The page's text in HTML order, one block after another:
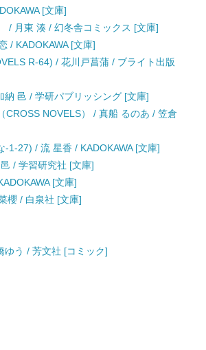
[文庫]
/ 月東 湊 / 幻冬舎コミックス [文庫]
/ KADOKAWA [文庫]
R-64) / 花川戸菖蒲 / ブライト出版
邑 / 学研パブリッシング [文庫]
NOVELS） / 真船 るのあ / 笠倉
1-27) / 流 星香 / KADOKAWA [文庫]
/ 学習研究社 [文庫]
[文庫]
櫻 / 白泉社 [文庫]
ゆう / 芳文社 [コミック]